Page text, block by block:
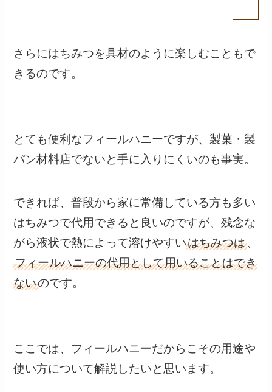
さらにはちみつを具材のように楽しむこともで
きるのです。
とても便利なフィールハニーですが、製菓・製
パン材料店でないと手に入りにくいのも事実。
できれば、普段から家に常備している方も多い
はちみつで代用できると良いのですが、残念な
がら液状で熱によって溶けやすいはちみつは、
フィールハニーの代用として用いることはでき
ないのです。
ここでは、フィールハニーだからこその用途や
使い方について解説したいと思います。